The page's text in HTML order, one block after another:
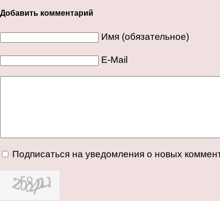
Добавить комментарий
Имя (обязательное)
E-Mail
Подписаться на уведомления о новых